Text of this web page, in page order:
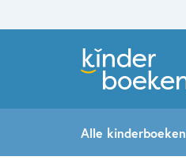
Alle kinderboeken